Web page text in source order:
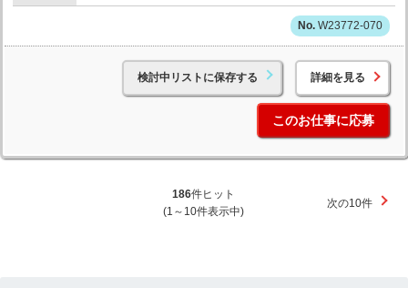
W23772-070
検討中リストに保存する 詳細を見る
このお仕事に応募
186件ヒット
(1～10件表示中)
次の10件